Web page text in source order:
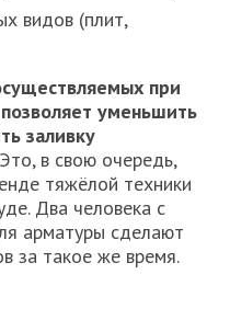
видов (плит,
при
уменьшить
заливку
в свою очередь,
тяжёлой техники
Два человека с
арматуры сделают
за такое же время.